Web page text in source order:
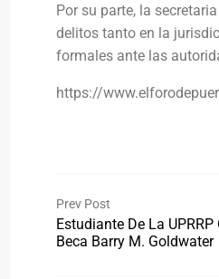
Por su parte, la
delitos tanto en la
formales ante las
https://
Prev Post
Estudiante De La
Beca Barry M. Goldwater